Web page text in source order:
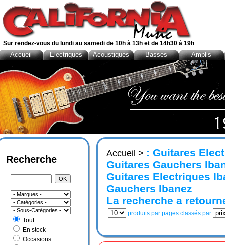
Accueil > : Guitares
Guitares Gauchers
Guitares Electriques
Gauchers Ibanez
La recherche a
produits par pages classés par
Recherche
Tout
En stock
Occasions
Sur rendez-vous du lundi au samedi de 10h à 13h et de 14h30 à 19h
Accueil Electriques Acoustiques Basses Amplis